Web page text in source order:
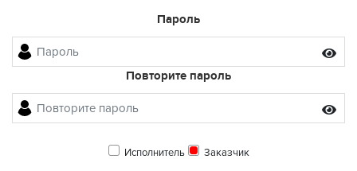
Пароль
Повторите пароль
Исполнитель Заказчик